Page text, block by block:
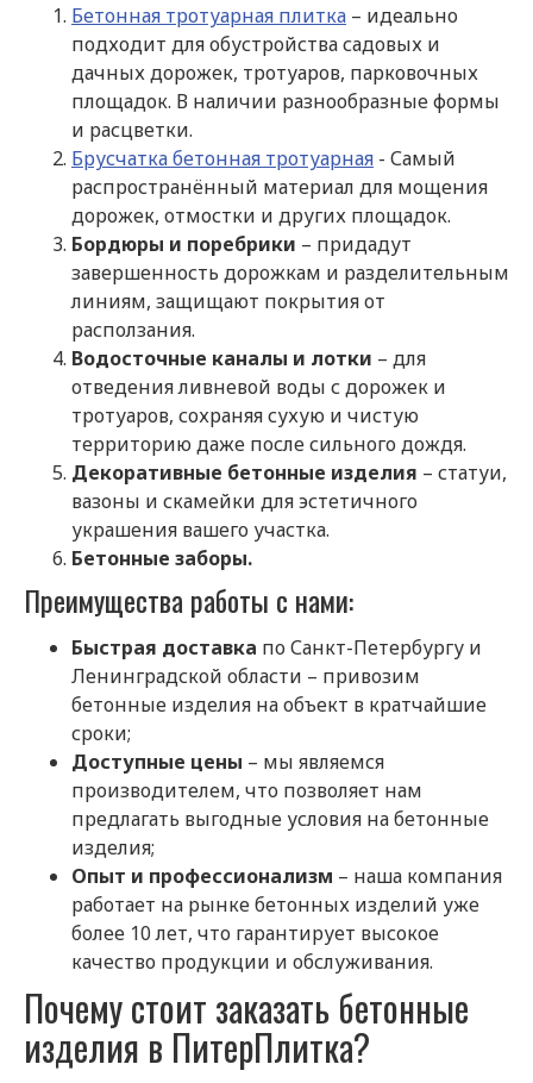
Бетонная тротуарная плитка – идеально
подходит для обустройства садовых и
дачных дорожек, тротуаров, парковочных
площадок. В наличии разнообразные формы
и расцветки.
Брусчатка бетонная тротуарная - Самый
распространённый материал для мощения
дорожек, отмостки и других площадок.
Бордюры и поребрики – придадут
завершенность дорожкам и разделительным
линиям, защищают покрытия от
расползания.
Водосточные каналы и лотки – для
отведения ливневой воды с дорожек и
тротуаров, сохраняя сухую и чистую
территорию даже после сильного дождя.
Декоративные бетонные изделия – статуи,
вазоны и скамейки для эстетичного
украшения вашего участка.
Бетонные заборы.
Преимущества работы с нами:
Быстрая доставка по Санкт-Петербургу и
Ленинградской области – привозим
бетонные изделия на объект в кратчайшие
сроки;
Доступные цены – мы являемся
производителем, что позволяет нам
предлагать выгодные условия на бетонные
изделия;
Опыт и профессионализм – наша компания
работает на рынке бетонных изделий уже
более 10 лет, что гарантирует высокое
качество продукции и обслуживания.
Почему стоит заказать бетонные
изделия в ПитерПлитка?